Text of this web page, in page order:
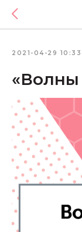
2021-04-29 10:33